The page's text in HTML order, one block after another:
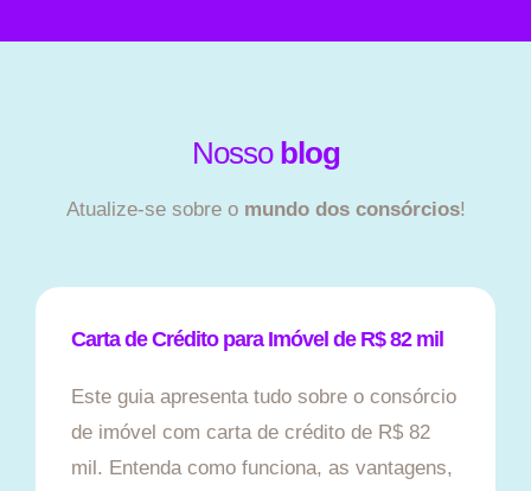
Nosso blog
Atualize-se sobre o mundo dos consórcios!
Carta de Crédito para Imóvel de R$ 82 mil
Este guia apresenta tudo sobre o consórcio
de imóvel com carta de crédito de R$ 82
mil. Entenda como funciona, as vantagens,